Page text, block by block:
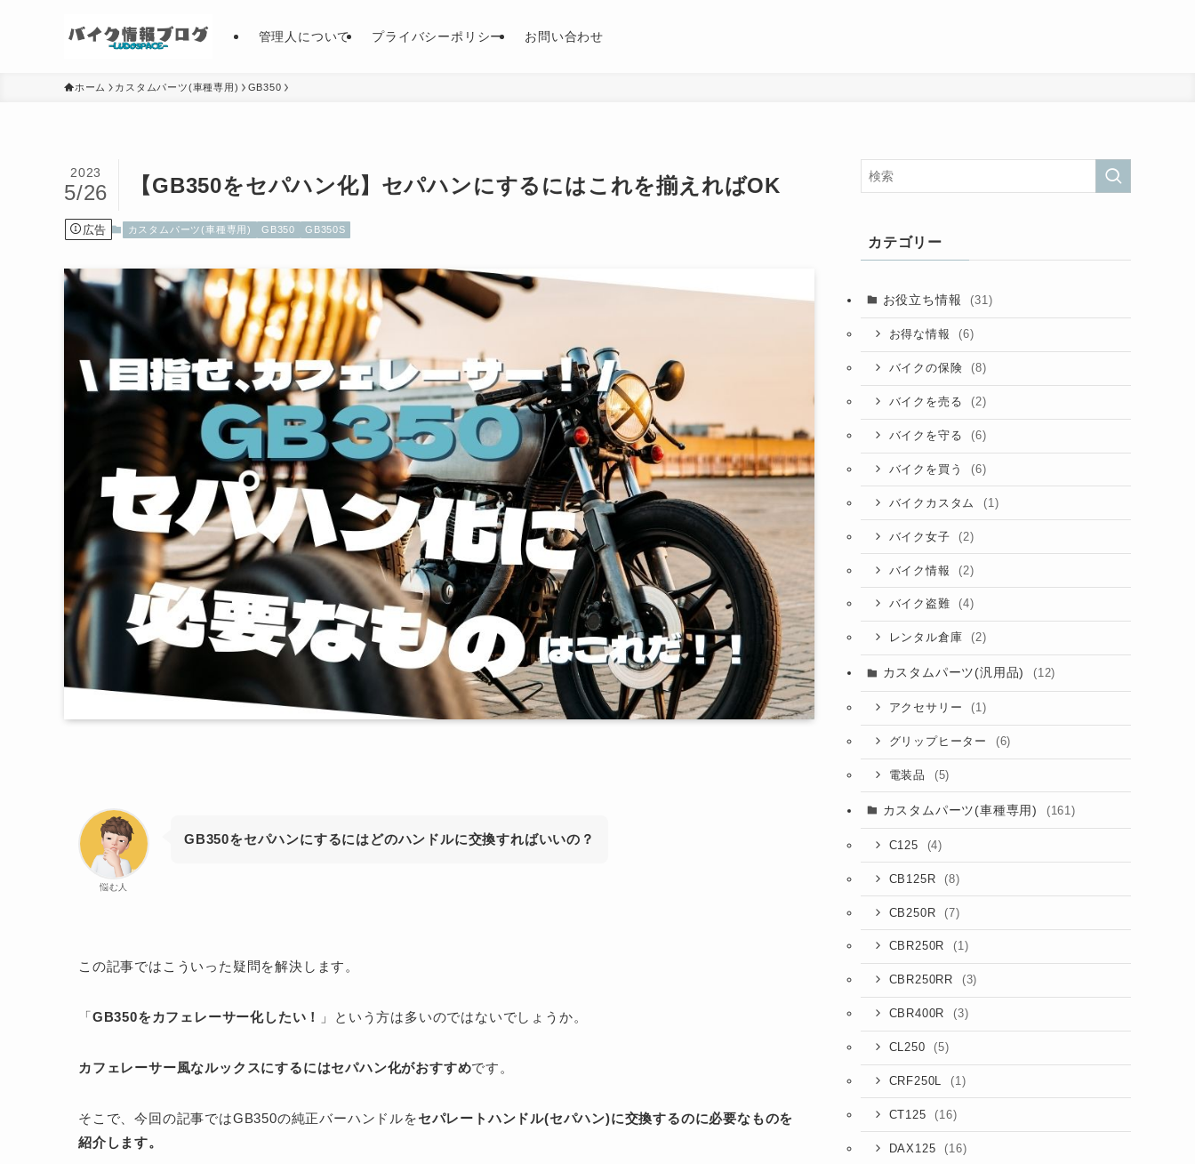
管理人について プライバシーポリシー お問い合わせ
ホーム カスタムパーツ(車種専用) GB350
【GB350をセパハン化】セパハンにするにはこれを揃えればOK
2023
5/26
広告 カスタムパーツ(車種専用) GB350 GB350S
悩む人
GB350をセパハンにするにはどのハンドルに交換すればいいの？
この記事ではこういった疑問を解決します。
「GB350をカフェレーサー化したい！ 」という方は多いのではないでしょうか。
カフェレーサー風なルックスにするにはセパハン化がおすすめです。
そこで、今回の記事ではGB350の純正バーハンドルをセパレートハンドル(セパハン)に交換するのに必要なものを
紹介します。
カテゴリー
お役立ち情報 (31)
お得な情報 (6)
バイクの保険 (8)
バイクを売る (2)
バイクを守る (6)
バイクを買う (6)
バイクカスタム (1)
バイク女子 (2)
バイク情報 (2)
バイク盗難 (4)
レンタル倉庫 (2)
カスタムパーツ(汎用品) (12)
アクセサリー (1)
グリップヒーター (6)
電装品 (5)
カスタムパーツ(車種専用) (161)
C125 (4)
CB125R (8)
CB250R (7)
CBR250R (1)
CBR250RR (3)
CBR400R (3)
CL250 (5)
CRF250L (1)
CT125 (16)
DAX125 (16)